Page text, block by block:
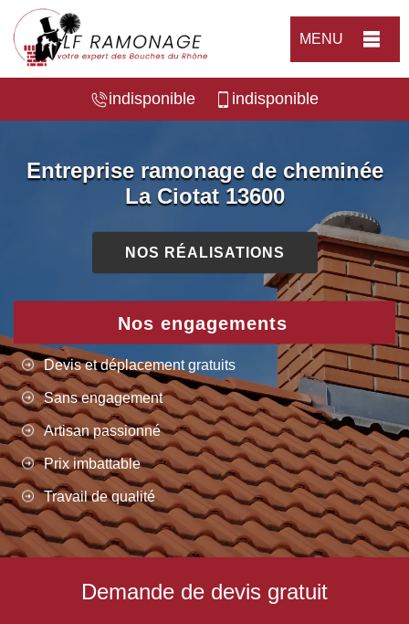
MENU
indisponible indisponible
Entreprise ramonage de cheminée
La Ciotat 13600
NOS RÉALISATIONS
Nos engagements
Devis et déplacement gratuits
Sans engagement
Artisan passionné
Prix imbattable
Travail de qualité
Demande de devis gratuit